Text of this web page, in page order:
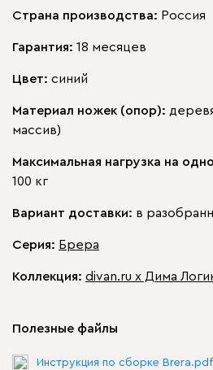
Страна производства: Россия
Гарантия: 18 месяцев
Цвет: синий
Материал ножек (опор):
массив)
Максимальная нагрузка на
100 кг
Вариант доставки: в
Серия: Брера
Коллекция: divan.ru x Дима
Полезные файлы
Инструкция по сборке Brera.pdf